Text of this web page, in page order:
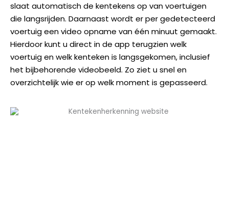
slaat automatisch de kentekens op van voertuigen
die langsrijden. Daarnaast wordt er per gedetecteerd
voertuig een video opname van één minuut gemaakt.
Hierdoor kunt u direct in de app terugzien welk
voertuig en welk kenteken is langsgekomen, inclusief
het bijbehorende videobeeld. Zo ziet u snel en
overzichtelijk wie er op welk moment is gepasseerd.